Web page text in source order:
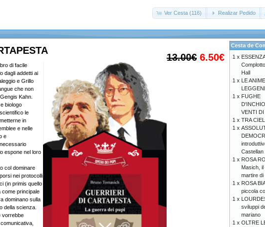
Ver Cesta (116) Realizar Pedido
13.00€ 6.50€
di facile
dagli addetti ai
e Grillo
che non
Kahn.
biologo
le
in
e nelle
e
espone nel loro
col dominare
nei protocolli
(in primis quello
come principale
dominano sulla
della scienza.
vorrebbe
Cesta de
1 x
Hall
1 x LE
1 x FUGHE
VENTI
1 x TRA
1 x
Castellan
1 x ROSA
Masich, il
martire di
1 x ROSA
piccola
1 x
sviluppi
mariano
1 x OLTRE